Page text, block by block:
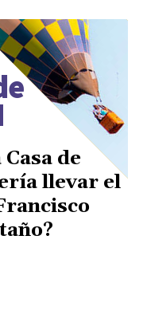
de
llevar el